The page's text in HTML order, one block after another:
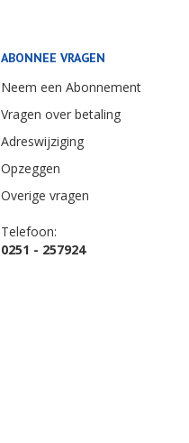
ABONNEE VRAGEN
Neem een Abonnement
Vragen over betaling
Adreswijziging
Opzeggen
Overige vragen
Telefoon:
0251 - 257924